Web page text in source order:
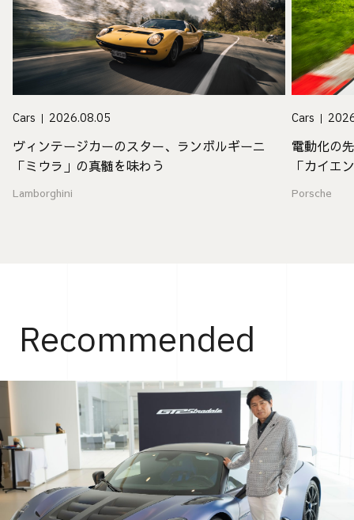
Cars 2026.08.05
ヴィンテージカーのスター、ランボルギーニ
「ミウラ」の真髄を味わう
Lamborghini
Cars
電動化の
「カイエ
Porsche
Recommended